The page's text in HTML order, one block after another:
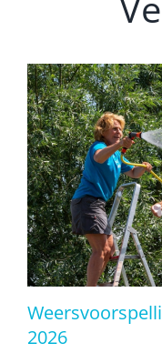
2026